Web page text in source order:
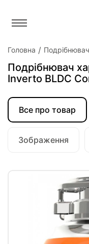
Головна
Подрібнювач
Inverto BLDC
Все про товар
Зображення